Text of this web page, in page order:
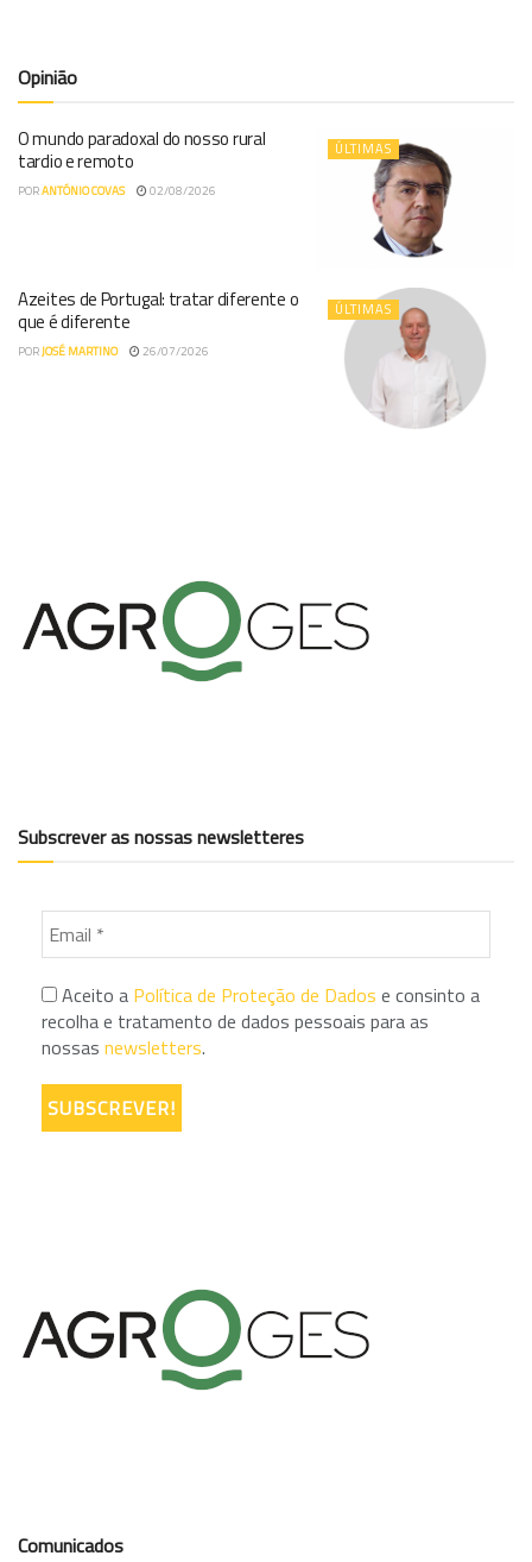
Opinião
ÚLTIMAS
O mundo paradoxal do nosso rural
tardio e remoto
PORANTÓNIO COVAS 02/08/2026
ÚLTIMAS
Azeites de Portugal: tratar diferente o
que é diferente
PORJOSÉ MARTINO 26/07/2026
Subscrever as nossas newsletteres
Aceito a Política de Proteção de Dados e consinto a
recolha e tratamento de dados pessoais para as
nossas newsletters.
Comunicados